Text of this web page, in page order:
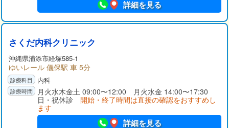
詳細を見る
さくだ内科クリニック
沖縄県浦添市経塚585-1
ゆいレール 儀保駅 車 5分
内科
月火水木金土 09:00〜12:00 月火水金 14:00〜17:30
日・祝休診 開始・終了時間は直接の確認をおすすめし
ます
詳細を見る